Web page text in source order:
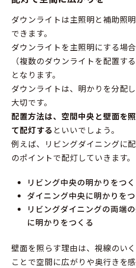
ダウンライトは主照明と補助照
できます。
ダウンライトを主照明にする場
（複数のダウンライトを配置す
となります。
ダウンライトは、明かりを分配
大切です。
配置方法は、空間中央と壁面を
て配灯する といいでしょう。
例えば、リビングダイニングに
のポイントで配灯していきます。
リビング中央の明かりをつ
ダイニング中央に明かりを
リビングダイニングの両端
に明かりをつくる
壁面を照らす理由は、視線のい
ことで空間に広がりや奥行きを